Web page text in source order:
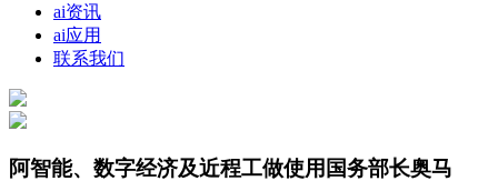
ai资讯
ai应用
联系我们
阿智能、数字经济及近程工做使用国务部长奥马